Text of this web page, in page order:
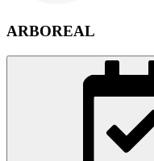
ARBOREAL